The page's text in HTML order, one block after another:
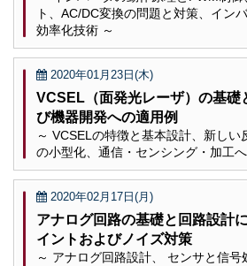
ト、AC/DC変換の問題と対策、イン
効率化技術 ～
2020年01月23日(木)
VCSEL（面発光レーザ）の基礎
び機器開発への適用例
～ VCSELの特徴と基本設計、新しい
の小型化、通信・センシング・加工
2020年02月17日(月)
アナログ回路の基礎と回路設計
イントおよびノイズ対策
～ アナログ回路設計、 センサと信号